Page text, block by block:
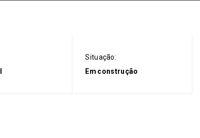
Situação:
Em construção